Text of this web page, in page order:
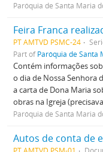
Paróquia de Santa Maria
PT AMTVD PSMC-24
Part ofParóquia de Santa
Contém informações
o dia de Nossa Senhora
a carta de Dona Maria
obras na Igreja
Paróquia de Santa Maria